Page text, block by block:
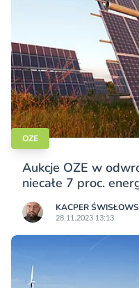
OZE
Aukcje OZE w
niecałe 7 proc.
KACPER
28.11.2023 13:13